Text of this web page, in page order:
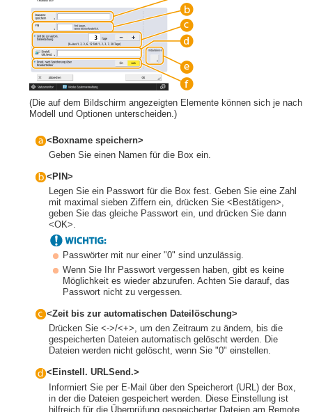
(Die auf dem Bildschirm angezeigten Elemente können sich je nach
Modell und Optionen unterscheiden.)
<Boxname speichern>
Geben Sie einen Namen für die Box ein.
<PIN>
Legen Sie ein Passwort für die Box fest. Geben Sie eine Zahl
mit maximal sieben Ziffern ein, drücken Sie <Bestätigen>,
geben Sie das gleiche Passwort ein, und drücken Sie dann
<OK>.
Passwörter mit nur einer "0" sind unzulässig.
Wenn Sie Ihr Passwort vergessen haben, gibt es keine
Möglichkeit es wieder abzurufen. Achten Sie darauf, das
Passwort nicht zu vergessen.
<Zeit bis zur automatischen Dateilöschung>
Drücken Sie <->/<+>, um den Zeitraum zu ändern, bis die
gespeicherten Dateien automatisch gelöscht werden. Die
Dateien werden nicht gelöscht, wenn Sie "0" einstellen.
<Einstell. URLSend.>
Informiert Sie per E-Mail über den Speicherort (URL) der Box,
in der die Dateien gespeichert werden. Diese Einstellung ist
hilfreich für die Überprüfung gespeicherter Dateien am Remote